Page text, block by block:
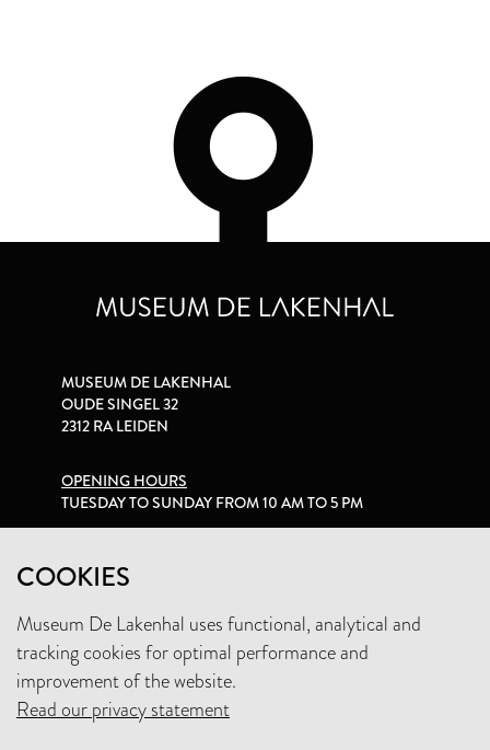
COOKIES
Museum De Lakenhal uses functional, analytical and
tracking cookies for optimal performance and
improvement of the website.
Read our privacy statement
MUSEUM DE LAKENHAL
OUDE SINGEL 32
2312 RA LEIDEN
OPENING HOURS
TUESDAY TO SUNDAY FROM 10 AM TO 5 PM
+31 (0)71 5165360
INFO@LAKENHAL.NL
SUPPORT THE MUSEUM